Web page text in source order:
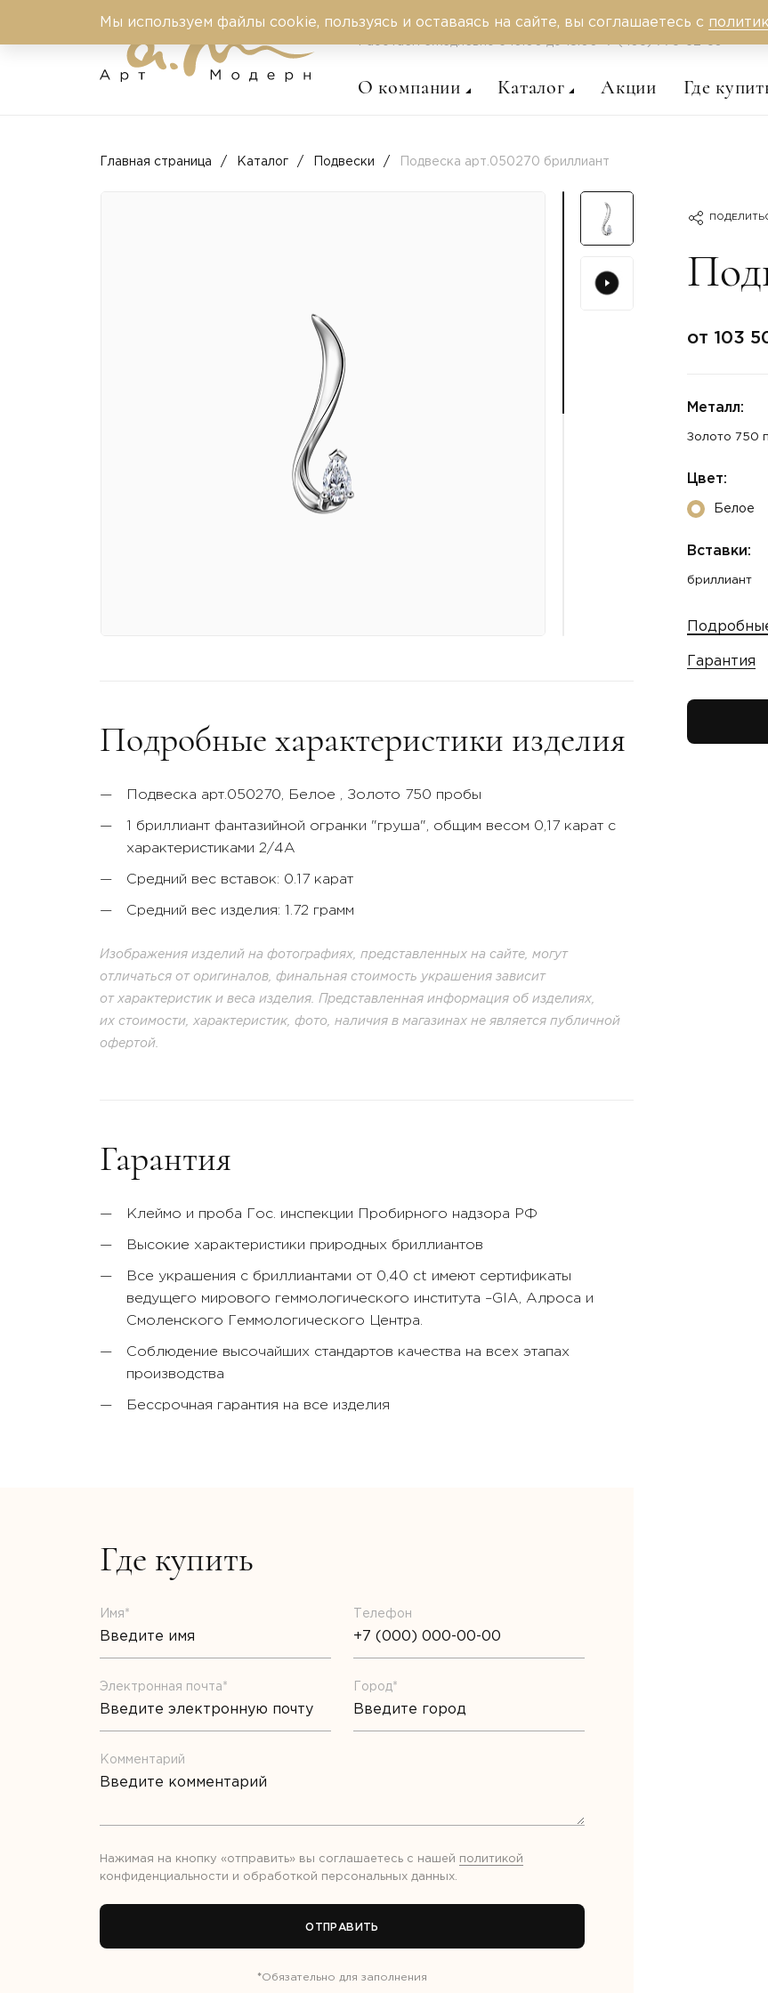
О компании Каталог Акции Где
Главная страница Каталог Подвески Подвеска арт.050270 бриллиант
от 103
Металл:
Золото 750
Цвет:
Белое
Вставки:
бриллиант
Гарантия
Подробные характеристики изделия
Подвеска арт.050270, Белое , Золото 750 пробы
1 бриллиант фантазийной огранки "груша", общим весом 0,17 карат с
характеристиками 2/4А
Средний вес вставок: 0.17 карат
Средний вес изделия: 1.72 грамм
Изображения изделий на фотографиях, представленных на сайте, могут
отличаться от оригиналов, финальная стоимость украшения зависит
от характеристик и веса изделия. Представленная информация об изделиях,
их стоимости, характеристик, фото, наличия в магазинах не является публичной
офертой.
Гарантия
Клеймо и проба Гос. инспекции Пробирного надзора РФ
Высокие характеристики природных бриллиантов
Все украшения с бриллиантами от 0,40 ct имеют сертификаты
ведущего мирового геммологического института –GIA, Алроса и
Смоленского Геммологического Центра.
Соблюдение высочайших стандартов качества на всех этапах
производства
Бессрочная гарантия на все изделия
Где купить
Имя* Телефон
Электронная почта* Город*
Комментарий
Нажимая на кнопку «отправить» вы соглашаетесь с нашей политикой
конфиденциальности и обработкой персональных данных
ОТПРАВИТЬ
*Обязательно для заполнения
Мы используем файлы cookie, пользуясь и оставаясь на сайте, вы соглашаетесь с